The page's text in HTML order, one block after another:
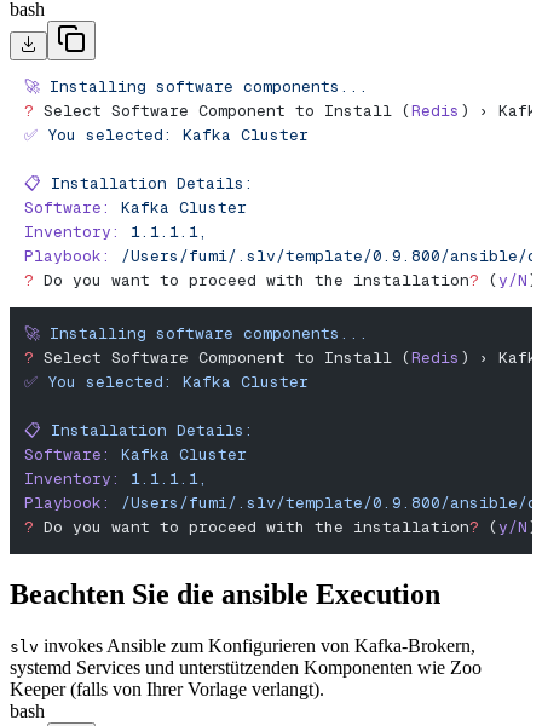
bash
🚀 Installing software components...
? Select Software Component to Install (Redis ) ›
✅ You selected: Kafka Cluster
📋 Installation Details:
Software:
Kafka Cluster
Inventory:
1.1.1.1,
Playbook:
/Users/fumi/.slv/template/0.9.800/ansible/
? Do you want to proceed with the installation? (y/N
🚀 Installing software components...
? Select Software Component to Install (Redis ) ›
✅ You selected: Kafka Cluster
📋 Installation Details:
Software:
Kafka Cluster
Inventory:
1.1.1.1,
Playbook:
/Users/fumi/.slv/template/0.9.800/ansible/
? Do you want to proceed with the installation? (y/N
Beachten Sie die ansible Execution
slv invokes Ansible zum Konfigurieren von Kafka-Brokern,
systemd Services und unterstützenden Komponenten wie Zoo
Keeper (falls von Ihrer Vorlage verlangt).
bash